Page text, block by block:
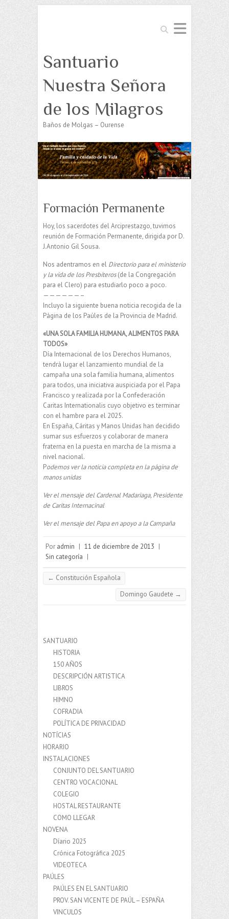
Buscar
Santuario
Nuestra Señora
de los Milagros
Baños de Molgas – Ourense
Formación Permanente
Hoy, los sacerdotes del Arciprestazgo, tuvimos
reunión de Formación Permanente, dirigida por D.
J.Antonio Gil Sousa.
Nos adentramos en el Directorio para el ministerio
y la vida de los Presbíteros(de la Congregación
para el Clero) para estudiarlo poco a poco.
——————–
Incluyo la siguiente buena noticia recogida de la
Página de los Paúles de la Provincia de Madrid.
«UNA SOLA FAMILIA HUMANA, ALIMENTOS PARA
TODOS»
Día Internacional de los Derechos Humanos,
tendrá lugar el lanzamiento mundial de la
campaña una sola familia humana, alimentos
para todos, una iniciativa auspiciada por el Papa
Francisco y realizada por la Confederación
Caritas Internationalis cuyo objetivo es terminar
con el hambre para el 2025.
En España, Cáritas y Manos Unidas han decidido
sumar sus esfuerzos y colaborar de manera
fraterna en la puesta en marcha de la misma a
nivel nacional.
Podemos ver la noticia completa en la página de
manos unidas
Ver el mensaje del Cardenal Madariaga, Presidente
de Caritas Internacinal
Ver el mensaje del Papa en apoyo a la Campaña
Por admin | 11 de diciembre de 2013 |
Sin categoría |
← Constitución Española
Domingo Gaudete →
SANTUARIO
HISTORIA
150 AÑOS
DESCRIPCIÓN ARTISTICA
LIBROS
HIMNO
COFRADIA
POLÍTICA DE PRIVACIDAD
NOTÍCIAS
HORARIO
INSTALACIONES
CONJUNTO DEL SANTUARIO
CENTRO VOCACIONAL
COLEGIO
HOSTAL RESTAURANTE
COMO LLEGAR
NOVENA
Díario 2025
Crónica Fotográfica 2025
VIDEOTECA
PAÚLES
PAÚLES EN EL SANTUARIO
PROV. SAN VICENTE DE PAÚL – ESPAÑA
VINCULOS